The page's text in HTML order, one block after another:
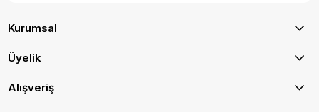
Kurumsal
Üyelik
Alışveriş